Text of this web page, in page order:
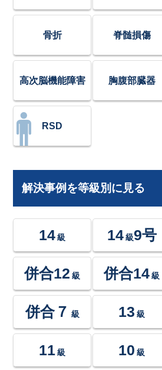
骨折 脊髄損傷
高次脳機能障害 胸腹部臓器
RSD
解決事例を等級別に見る
14 級 14級9号
併合12 級 併合14 級
併合７ 級 13 級
11 級 10 級